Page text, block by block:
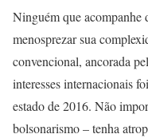
Ninguém que acompanhe
menosprezar sua
convencional, ancorada
interesses internacionais
estado de 2016. Não
bolsonarismo – tenha